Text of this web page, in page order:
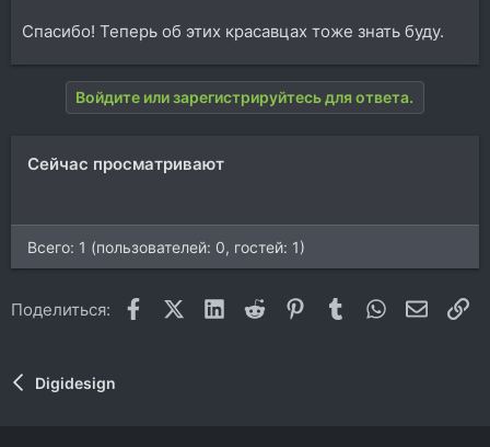
Спасибо! Теперь об этих красавцах тоже знать буду.
Войдите или зарегистрируйтесь для ответа.
Сейчас просматривают
Всего: 1 (пользователей: 0, гостей: 1)
Поделиться: FacebookX (Twitter)
LinkedIn
Reddit Pinterest
Tumblr WhatsApp
Digidesign